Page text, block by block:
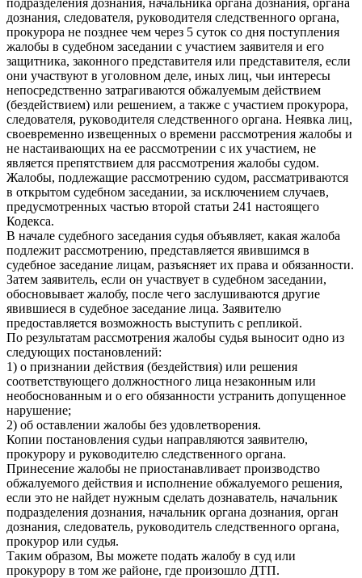
дознания, следователя, руководителя следственного органа,
прокурора не позднее чем через 5 суток со дня поступления
жалобы в судебном заседании с участием заявителя и его
защитника, законного представителя или представителя, если
они участвуют в уголовном деле, иных лиц, чьи интересы
непосредственно затрагиваются обжалуемым действием
(бездействием) или решением, а также с участием прокурора,
следователя, руководителя следственного органа. Неявка лиц,
своевременно извещенных о времени рассмотрения жалобы и
не настаивающих на ее рассмотрении с их участием, не
является препятствием для рассмотрения жалобы судом.
Жалобы, подлежащие рассмотрению судом, рассматриваются
в открытом судебном заседании, за исключением случаев,
предусмотренных частью второй статьи 241 настоящего
Кодекса.
В начале судебного заседания судья объявляет, какая жалоба
подлежит рассмотрению, представляется явившимся в
судебное заседание лицам, разъясняет их права и обязанности.
Затем заявитель, если он участвует в судебном заседании,
обосновывает жалобу, после чего заслушиваются другие
явившиеся в судебное заседание лица. Заявителю
предоставляется возможность выступить с репликой.
По результатам рассмотрения жалобы судья выносит одно из
следующих постановлений:
1) о признании действия (бездействия) или решения
соответствующего должностного лица незаконным или
необоснованным и о его обязанности устранить допущенное
нарушение;
2) об оставлении жалобы без удовлетворения.
Копии постановления судьи направляются заявителю,
прокурору и руководителю следственного органа.
Принесение жалобы не приостанавливает производство
обжалуемого действия и исполнение обжалуемого решения,
если это не найдет нужным сделать дознаватель, начальник
подразделения дознания, начальник органа дознания, орган
дознания, следователь, руководитель следственного органа,
прокурор или судья.
Таким образом, Вы можете подать жалобу в суд или
прокурору в том же районе, где произошло ДТП.